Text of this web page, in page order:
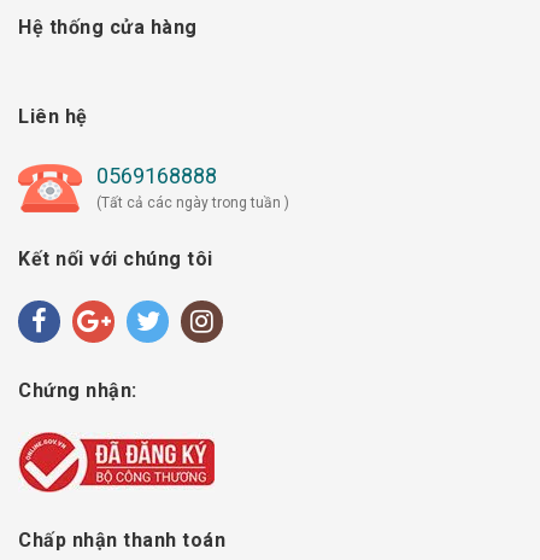
Hệ thống cửa hàng
Liên hệ
0569168888
(Tất cả các ngày trong tuần )
Kết nối với chúng tôi
Chứng nhận:
Chấp nhận thanh toán